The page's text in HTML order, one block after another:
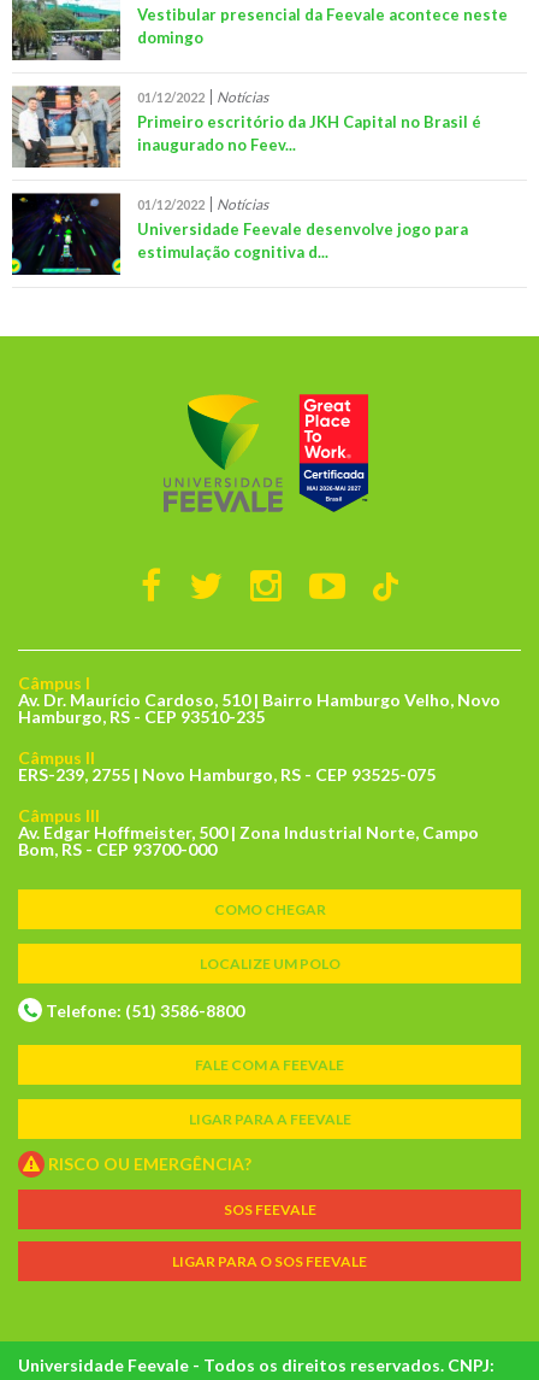
Vestibular presencial da Feevale acontece neste
domingo
01/12/2022 Notícias
Primeiro escritório da JKH Capital no Brasil é
inaugurado no Feev...
01/12/2022 Notícias
Universidade Feevale desenvolve jogo para
estimulação cognitiva d...
Câmpus I
Av. Dr. Maurício Cardoso, 510 | Bairro Hamburgo Velho, Novo
Hamburgo, RS - CEP 93510-235
Câmpus II
ERS-239, 2755 | Novo Hamburgo, RS - CEP 93525-075
Câmpus III
Av. Edgar Hoffmeister, 500 | Zona Industrial Norte, Campo
Bom, RS - CEP 93700-000
COMO CHEGAR
LOCALIZE UM POLO
Telefone: (51) 3586-8800
FALE COM A FEEVALE
LIGAR PARA A FEEVALE
RISCO OU EMERGÊNCIA?
SOS FEEVALE
LIGAR PARA O SOS FEEVALE
Universidade Feevale - Todos os direitos reservados. CNPJ: